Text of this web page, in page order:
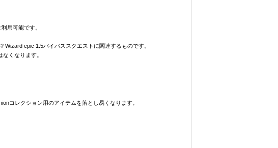
用可能です。
epic 1.5バイパススクエストに関連するものです。
くなります。
コレクション用のアイテムを落とし易くなります。